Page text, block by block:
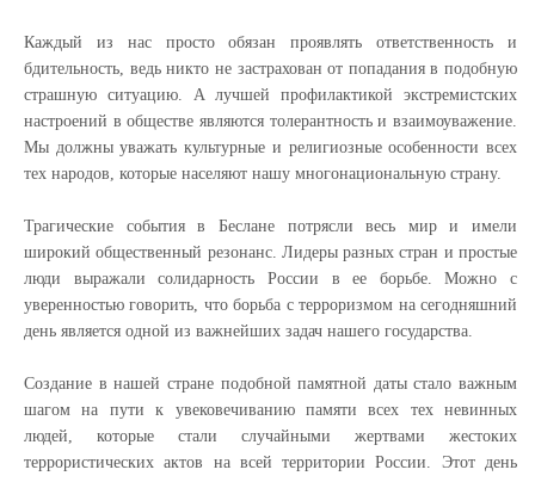
Каждый из нас просто обязан проявлять ответственность и
бдительность, ведь никто не застрахован от попадания в подобную
страшную ситуацию. А лучшей профилактикой экстремистских
настроений в обществе являются толерантность и взаимоуважение.
Мы должны уважать культурные и религиозные особенности всех
тех народов, которые населяют нашу многонациональную страну.
Трагические события в Беслане потрясли весь мир и имели
широкий общественный резонанс. Лидеры разных стран и простые
люди выражали солидарность России в ее борьбе. Можно с
уверенностью говорить, что борьба с терроризмом на сегодняшний
день является одной из важнейших задач нашего государства.
Создание в нашей стране подобной памятной даты стало важным
шагом на пути к увековечиванию памяти всех тех невинных
людей, которые стали случайными жертвами жестоких
террористических актов на всей территории России. Этот день